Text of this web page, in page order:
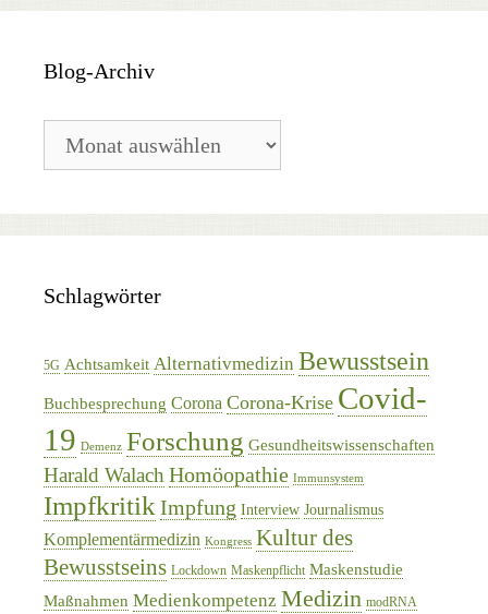
Blog-Archiv
Archiv
Schlagwörter
5G Achtsamkeit Alternativmedizin Bewusstsein
Buchbesprechung Corona Corona-Krise Covid-
19 Demenz Forschung Gesundheitswissenschaften
Harald Walach Homöopathie Immunsystem
Impfkritik Impfung Interview Journalismus
Komplementärmedizin Kongress Kultur des
Bewusstseins Lockdown Maskenpflicht Maskenstudie
Maßnahmen Medienkompetenz Medizin modRNA